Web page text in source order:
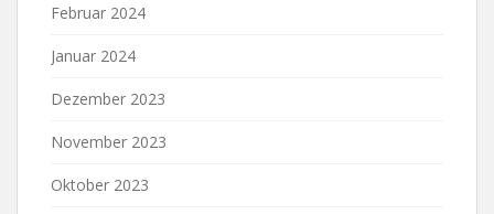
Februar 2024
Januar 2024
Dezember 2023
November 2023
Oktober 2023